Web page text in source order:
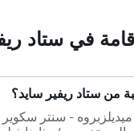
في ستاد
من ستاد ريفير سايد؟